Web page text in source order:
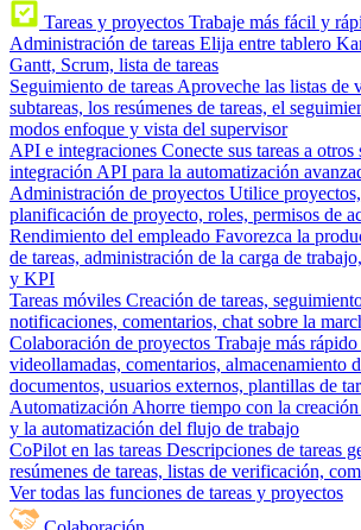
Tareas y proyectos Trabaje más fácil y
Administración de tareas Elija entre tablero
Gantt, Scrum, lista de tareas
Seguimiento de tareas Aproveche las listas de
subtareas, los resúmenes de tareas, el
modos enfoque y vista del supervisor
API e integraciones Conecte sus tareas a
integración API para la automatización
Administración de proyectos Utilice
planificación de proyecto, roles, permisos de
Rendimiento del empleado Favorezca la
de tareas, administración de la carga de
y KPI
Tareas móviles Creación de tareas,
notificaciones, comentarios, chat sobre la
Colaboración de proyectos Trabaje más
videollamadas, comentarios, almacenamiento
documentos, usuarios externos, plantillas de
Automatización Ahorre tiempo con la creación
y la automatización del flujo de trabajo
CoPilot en las tareas Descripciones de tareas
resúmenes de tareas, listas de verificación,
Ver todas las funciones de tareas y proyectos